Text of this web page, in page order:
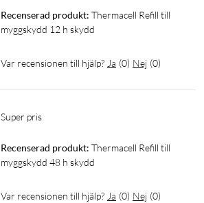
Recenserad produkt: Thermacell Refill till
myggskydd 12 h skydd
Var recensionen till hjälp? Ja (0) Nej (0)
Recenserad produkt: Thermacell Refill till
myggskydd 48 h skydd
Var recensionen till hjälp? Ja (0) Nej (0)